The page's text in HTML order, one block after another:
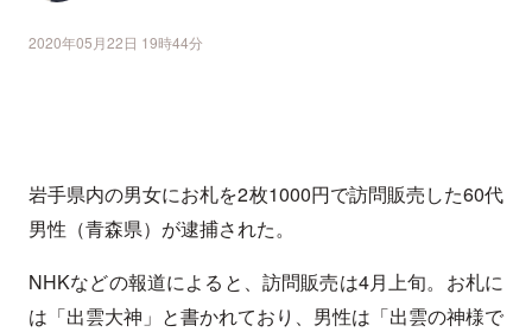
2020年05月22日 19時44分
岩手県内の男女にお札を2枚1000円で訪問販売した60代
男性（青森県）が逮捕された。
NHKなどの報道によると、訪問販売は4月上旬。お札に
は「出雲大神」と書かれており、男性は「出雲の神様で